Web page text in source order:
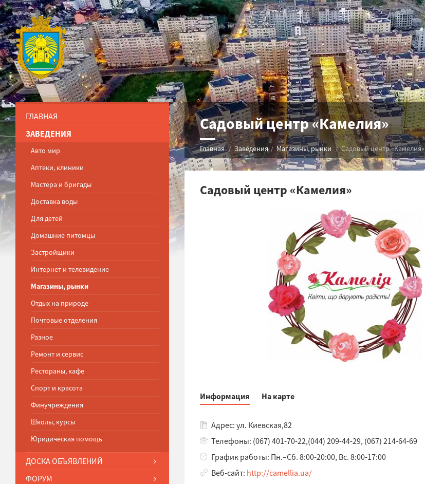
Садовый центр «Камелия»
Главная Заведения Магазины, рынки Садовый центр «Камелия»
Садовый центр «Камелия»
Информация На карте
Адрес: ул. Киевская,82
Телефоны: (067) 401-70-22,(044) 209-44-29, (067) 214-64-69
График работы: Пн.–Сб. 8:00-20:00, Вс. 8:00-17:00
Веб-сайт: http://camellia.ua/
ГЛАВНАЯ
ЗАВЕДЕНИЯ
Авто мир
Аптеки, клиники
Мастера и бригады
Доставка воды
Для детей
Домашние питомцы
Застройщики
Интернет и телевидение
Магазины, рынки
Отдых на природе
Почтовые отделения
Разное
Ремонт и сервис
Рестораны, кафе
Спорт и красота
Финучреждения
Школы, курсы
Юридическая помощь
ДОСКА ОБЪЯВЛЕНИЙ
ФОРУМ